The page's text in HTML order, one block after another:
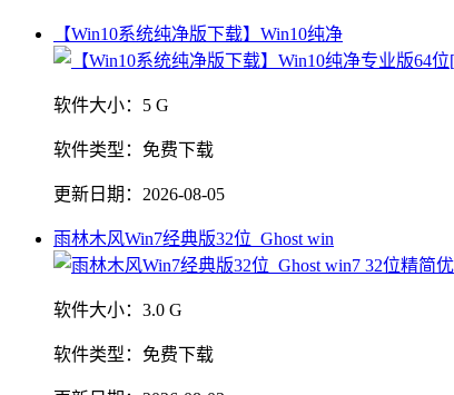
【Win10系统纯净版下载】Win10纯净
软件大小： 5 G
软件类型： 免费下载
更新日期： 2026-08-05
雨林木风Win7经典版32位_Ghost win
软件大小： 3.0 G
软件类型： 免费下载